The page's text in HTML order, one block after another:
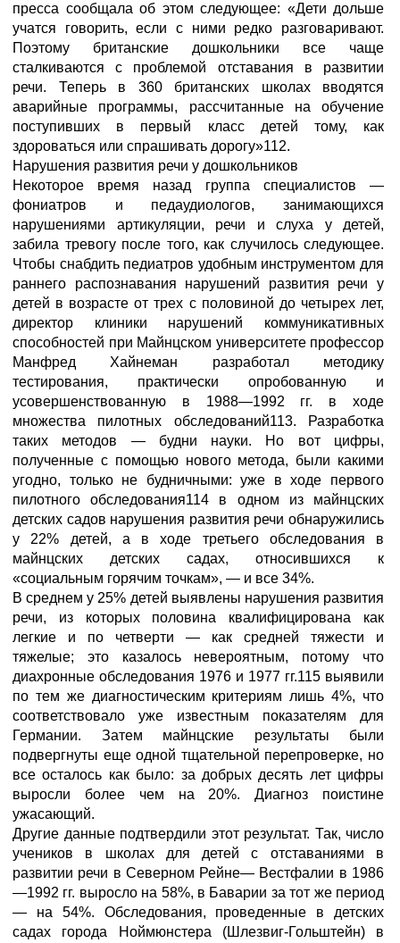
пресса сообщала об этом следующее: «Дети дольше
учатся говорить, если с ними редко разговаривают.
Поэтому британские дошкольники все чаще
сталкиваются с проблемой отставания в развитии
речи. Теперь в 360 британских школах вводятся
аварийные программы, рассчитанные на обучение
поступивших в первый класс детей тому, как
здороваться или спрашивать дорогу»112.
Нарушения развития речи у дошкольников
Некоторое время назад группа специалистов —
фониатров и педаудиологов, занимающихся
нарушениями артикуляции, речи и слуха у детей,
забила тревогу после того, как случилось следующее.
Чтобы снабдить педиатров удобным инструментом для
раннего распознавания нарушений развития речи у
детей в возрасте от трех с половиной до четырех лет,
директор клиники нарушений коммуникативных
способностей при Майнцском университете профессор
Манфред Хайнеман разработал методику
тестирования, практически опробованную и
усовершенствованную в 1988—1992 гг. в ходе
множества пилотных обследований113. Разработка
таких методов — будни науки. Но вот цифры,
полученные с помощью нового метода, были какими
угодно, только не будничными: уже в ходе первого
пилотного обследования114 в одном из майнцских
детских садов нарушения развития речи обнаружились
у 22% детей, а в ходе третьего обследования в
майнцских детских садах, относившихся к
«социальным горячим точкам», — и все 34%.
В среднем у 25% детей выявлены нарушения развития
речи, из которых половина квалифицирована как
легкие и по четверти — как средней тяжести и
тяжелые; это казалось невероятным, потому что
диахронные обследования 1976 и 1977 гг.115 выявили
по тем же диагностическим критериям лишь 4%, что
соответствовало уже известным показателям для
Германии. Затем майнцские результаты были
подвергнуты еще одной тщательной перепроверке, но
все осталось как было: за добрых десять лет цифры
выросли более чем на 20%. Диагноз поистине
ужасающий.
Другие данные подтвердили этот результат. Так, число
учеников в школах для детей с отставаниями в
развитии речи в Северном Рейне— Вестфалии в 1986
—1992 гг. выросло на 58%, в Баварии за тот же период
— на 54%. Обследования, проведенные в детских
садах города Ноймюнстера (Шлезвиг-Гольштейн) в